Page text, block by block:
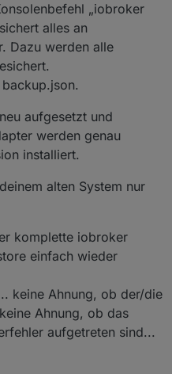
„iobroker
alles an
Dazu werden alle
aufgesetzt und
werden genau
installiert.
alten System nur
komplette iobroker
einfach wieder
keine Ahnung, ob der/die
Ahnung, ob das
aufgetreten sind...